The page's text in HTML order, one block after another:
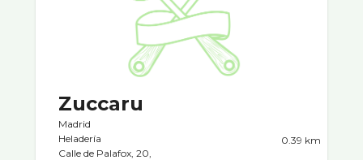
Zuccaru
Madrid
Heladerí­a
Calle de Palafox, 20,
0.39 km